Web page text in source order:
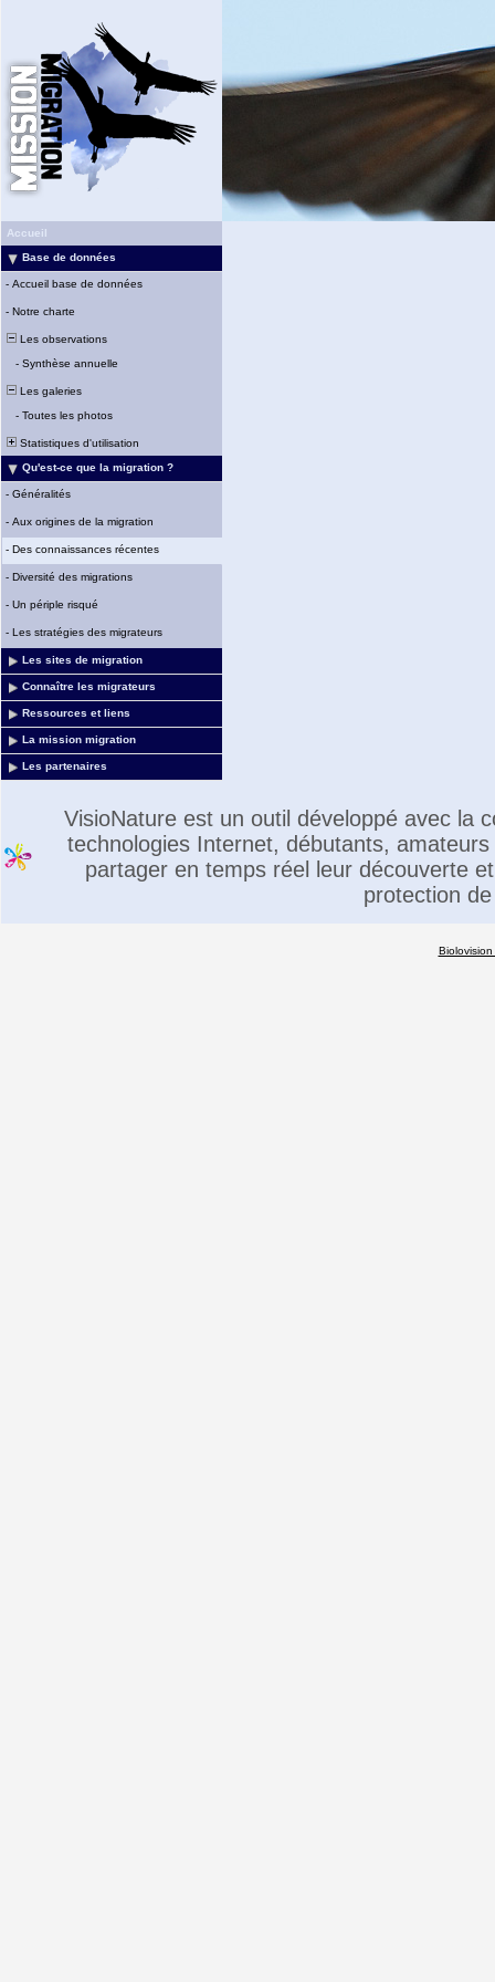
Accueil
Base de données
- Accueil base de données
- Notre charte
Les observations
- Synthèse annuelle
Les galeries
- Toutes les photos
Statistiques d'utilisation
Qu'est-ce que la migration ?
- Généralités
- Aux origines de la migration
- Des connaissances récentes
- Diversité des migrations
- Un périple risqué
- Les stratégies des migrateurs
Les sites de migration
Connaître les migrateurs
Ressources et liens
La mission migration
Les partenaires
VisioNature est un outil développé avec la
technologies Internet, débutants,
partager en temps réel leur découverte
protection
Biolovision